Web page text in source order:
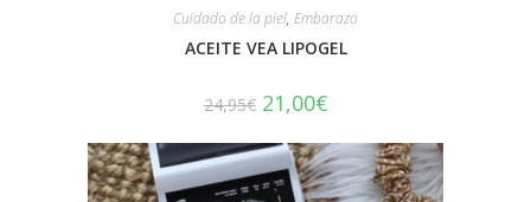
Cuidado de la piel, Embarazo
ACEITE VEA LIPOGEL
24,95€ 21,00€